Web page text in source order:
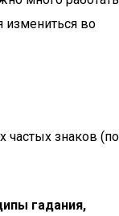
измениться во
частых знаков (по
гадания,